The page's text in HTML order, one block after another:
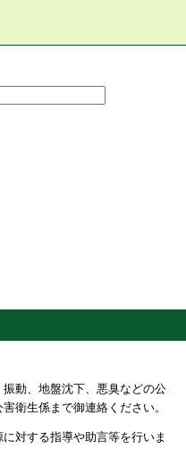
動、地盤沈下、悪臭などの公
衛生係まで御連絡ください。
対する指導や助言等を行いま